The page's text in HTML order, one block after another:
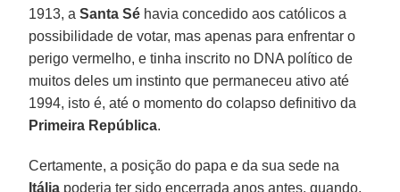
1913, aSanta Sé havia concedido aos católicos a
possibilidade de votar, mas apenas para enfrentar o
perigo vermelho, e tinha inscrito no DNA político de
muitos deles um instinto que permaneceu ativo até
1994, isto é, até o momento do colapso definitivo da
Primeira República.
Certamente, a posição do papa e da sua sede na
Itália poderia ter sido encerrada anos antes, quando,